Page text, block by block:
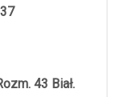
43 Biał.